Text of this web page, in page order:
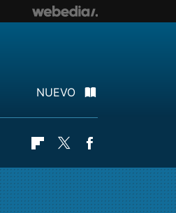
NUEVO
Flipboard
Twitter